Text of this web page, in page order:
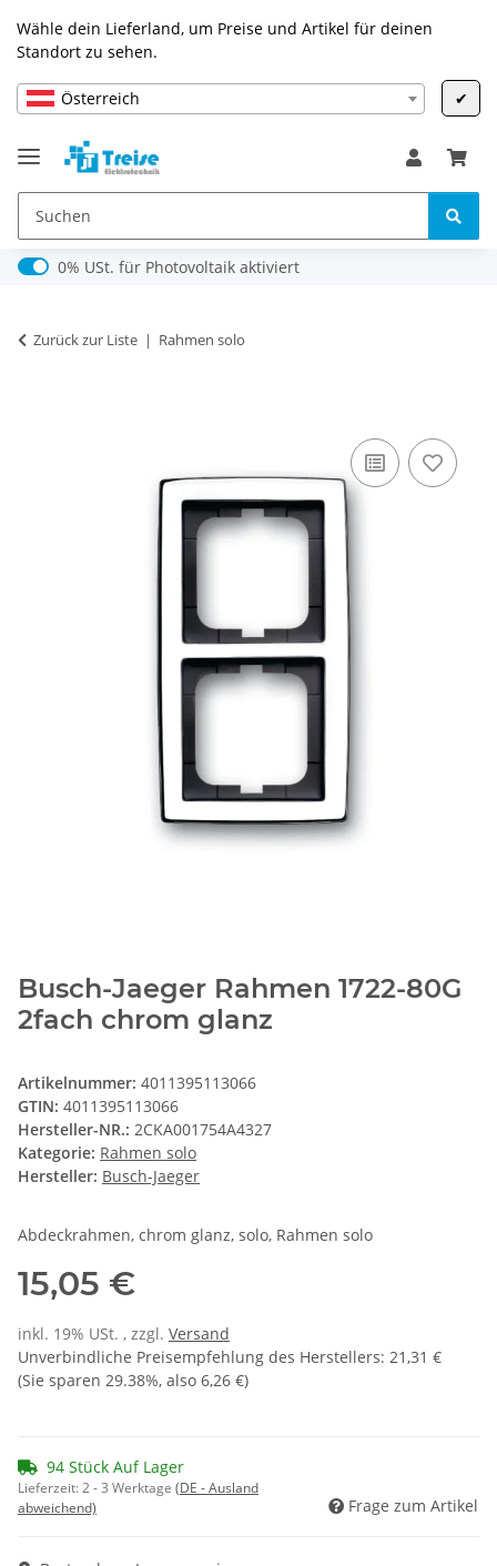
Wähle dein Lieferland, um Preise und Artikel für deinen
Standort zu sehen.
Österreich ✔
0% USt. für Photovoltaik (§ 12 Abs. 3 UStG)
0% USt. für Photovoltaik aktiviert
Zurück zur Liste Rahmen solo
Busch-Jaeger Rahmen 1722-80G
2fach chrom glanz
Artikelnummer: 4011395113066
GTIN: 4011395113066
Hersteller-NR.: 2CKA001754A4327
Kategorie: Rahmen solo
Hersteller: Busch-Jaeger
Abdeckrahmen, chrom glanz, solo, Rahmen solo
15,05 €
inkl. 19% USt. , zzgl. Versand
Unverbindliche Preisempfehlung des Herstellers: 21,31 €
(Sie sparen 29.38%, also 6,26 €)
94 Stück Auf Lager
Lieferzeit:2 - 3 Werktage (DE - Ausland
abweichend)
Frage zum Artikel